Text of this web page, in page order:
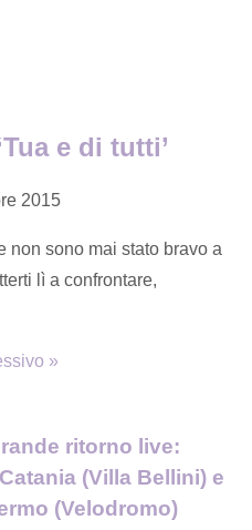
e di tutti’
2015
non sono mai stato bravo a
lì a confrontare,
»
ritorno live:
(Villa Bellini) e
(Velodromo)